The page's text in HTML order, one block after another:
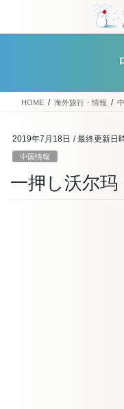
テ
ス
ゲ
ン
HOME 海外旅行・情報
2019年7月18日 / 最終更新日
中国情報
一押し沃尔